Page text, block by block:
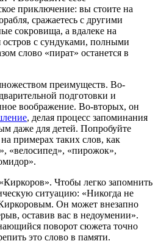
приключение: вы стоите на
сражаетесь с другими
сокровища, а вдалеке на
остров с сундуками, полными
слово «пират» останется в
преимуществ. Во-
подготовки и
воображение. Во-вторых, он
, делая процесс запоминания
даже для детей. Попробуйте
примерах таких слов, как
«велосипед», «пирожок»,
Чтобы легко запомнить
ситуацию: «Никогда не
Он может внезапно
оставив вас в недоумении».
поворот сюжета точно
это слово в памяти.